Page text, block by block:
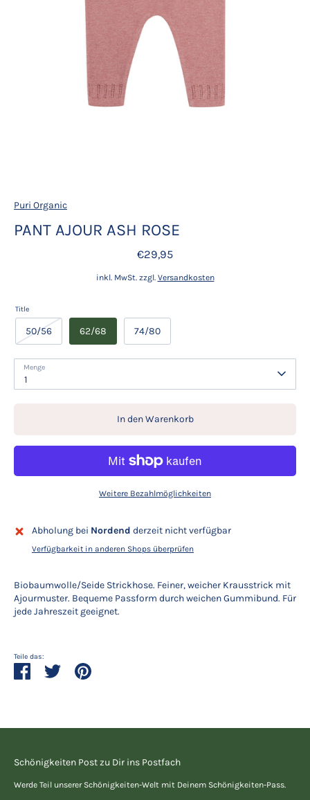
Puri Organic
PANT AJOUR ASH ROSE
€29,95
inkl. MwSt. zzgl. Versandkosten
Title
50/56 62/68 74/80
Menge
1
In den Warenkorb
Weitere Bezahlmöglichkeiten
Abholung bei Nordend derzeit nicht verfügbar
Verfügbarkeit in anderen Shops überprüfen
Biobaumwolle/Seide Strickhose. Feiner, weicher Krausstrick mit
Ajourmuster. Bequeme Passform durch weichen Gummibund. Für
jede Jahreszeit geeignet.
Teile das:
Teilen TwitternPinnen
Schönigkeiten Post zu Dir ins Postfach
Werde Teil unserer Schönigkeiten-Welt mit Deinem Schönigkeiten-Pass.